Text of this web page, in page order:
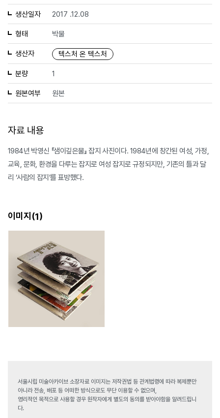
생산일자 2017 .12.08
형태 박물
생산자 텍스처 온 텍스처
분량 1
원본여부 원본
자료 내용
1984년 박영신 『샘이깊은물』 잡지 사진이다. 1984년에 창간된 여성, 가정,
교육, 문화, 환경을 다루는 잡지로 여성 잡지로 규정되지만, 기존의 틀과 달
리 ‘사람의 잡지’를 표방했다.
이미지(1)
서울시립 미술아카이브 소장자료 이미지는 저작권법 등 관계법령에 따라 복제뿐만
아니라 전송, 배포 등 어떠한 방식으로도 무단 이용할 수 없으며,
영리적인 목적으로 사용할 경우 원작자에게 별도의 동의를 받아야함을 알려드립니
다.